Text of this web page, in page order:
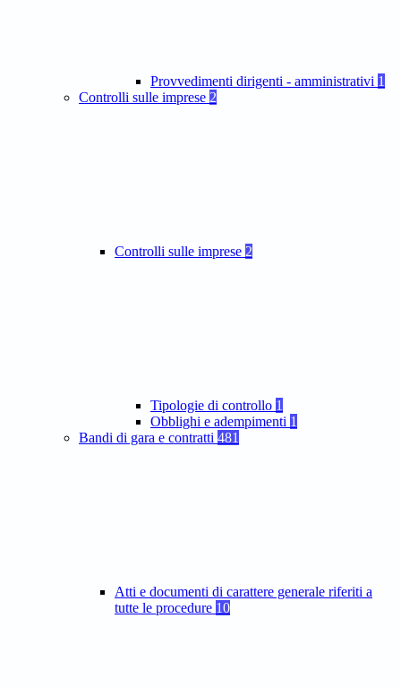
Provvedimenti dirigenti - amministrativi 1
Controlli sulle imprese 2
Controlli sulle imprese 2
Tipologie di controllo 1
Obblighi e adempimenti 1
Bandi di gara e contratti 481
Atti e documenti di carattere generale riferiti a
tutte le procedure 10